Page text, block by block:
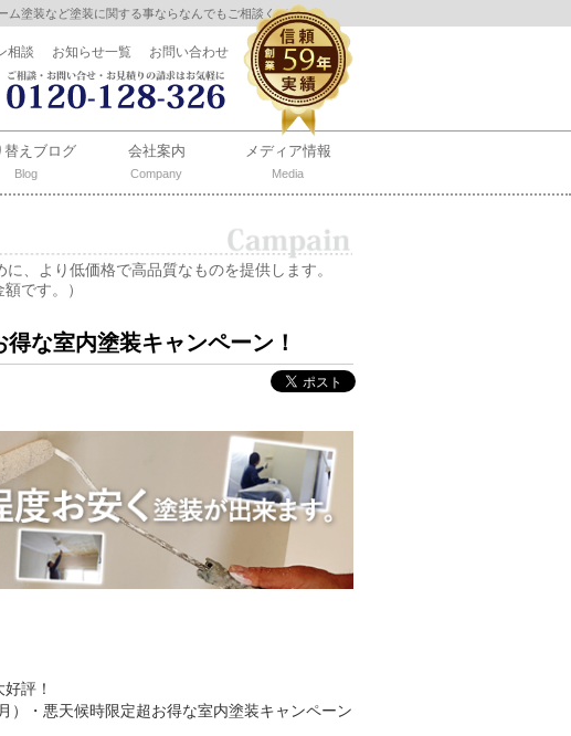
塗装など塗装に関する事ならなんでもご相談ください。
お問い合わせ
お知らせ一覧
相談
メディア情報
Media
会社案内
Company
替えブログ
Blog
、より低価格で高品質なものを提供します。
です。）
な室内塗装キャンペーン！
評！
・悪天候時限定超お得な室内塗装キャンペーン